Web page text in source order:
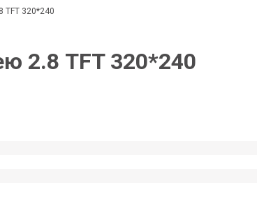
TFT 320*240
2.8 TFT 320*240